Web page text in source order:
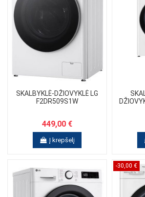
SKALBYKLĖ-DŽIOVYKLĖ LG
F2DR509S1W
449,00 €
Į krepšelį
-30,00 €